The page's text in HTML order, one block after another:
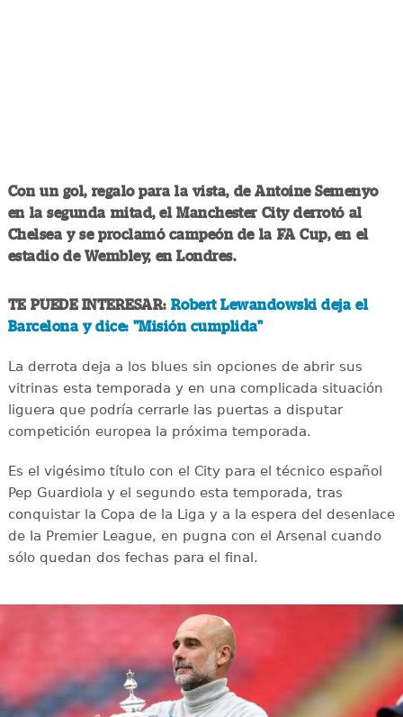
Con un gol, regalo para la vista, de Antoine Semenyo
en la segunda mitad, el Manchester City derrotó al
Chelsea y se proclamó campeón de la FA Cup, en el
estadio de Wembley, en Londres.
TE PUEDE INTERESAR: Robert Lewandowski deja el
Barcelona y dice: "Misión cumplida"
La derrota deja a los blues sin opciones de abrir sus
vitrinas esta temporada y en una complicada situación
liguera que podría cerrarle las puertas a disputar
competición europea la próxima temporada.
Es el vigésimo título con el City para el técnico español
Pep Guardiola y el segundo esta temporada, tras
conquistar la Copa de la Liga y a la espera del desenlace
de la Premier League, en pugna con el Arsenal cuando
sólo quedan dos fechas para el final.